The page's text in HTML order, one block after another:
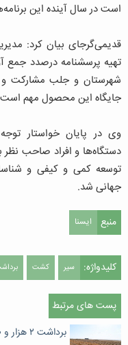
است در سال آینده این
قدیمی‌گرجای بیان کرد:
تهیه پرسشنامه درصدد
شهرستان و جلب مشارکت و
جایگاه این محصول مهم
وی در پایان خواستار
دستگاه‌ها و افراد صاحب نظر
توسعه کمی و کیفی و
جهانی شد.
منبع ایسنا
کلیدواژه: سیر کشت
پست های مرتبط
برداشت ۲ هزار و ۹۰۰ تن گندم در نطنز